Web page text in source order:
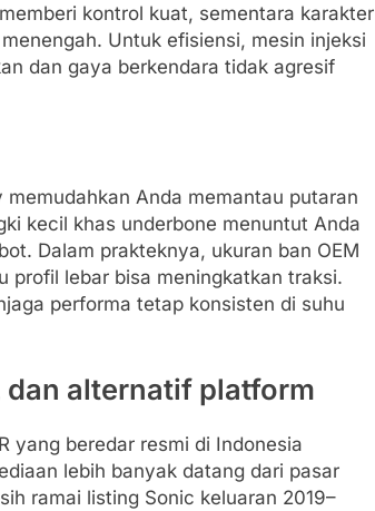
kontrol kuat, sementara karakter
Untuk efisiensi, mesin injeksi
dan gaya berkendara tidak agresif
Anda memantau putaran
kecil khas underbone menuntut Anda
Dalam prakteknya, ukuran ban OEM
profil lebar bisa meningkatkan traksi.
performa tetap konsisten di suhu
dan alternatif platform
yang beredar resmi di Indonesia
lebih banyak datang dari pasar
ramai listing Sonic keluaran 2019–